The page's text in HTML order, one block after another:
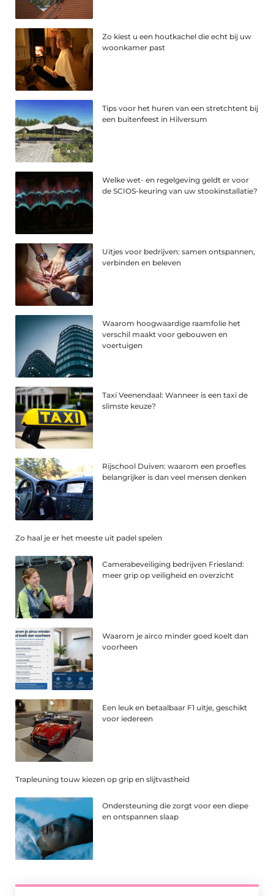
Zo kiest u een houtkachel die echt bij uw
woonkamer past
Tips voor het huren van een stretchtent bij
een buitenfeest in Hilversum
Welke wet- en regelgeving geldt er voor
de SCIOS-keuring van uw stookinstallatie?
Uitjes voor bedrijven: samen ontspannen,
verbinden en beleven
Waarom hoogwaardige raamfolie het
verschil maakt voor gebouwen en
voertuigen
Taxi Veenendaal: Wanneer is een taxi de
slimste keuze?
Rijschool Duiven: waarom een proefles
belangrijker is dan veel mensen denken
Zo haal je er het meeste uit padel spelen
Camerabeveiliging bedrijven Friesland:
meer grip op veiligheid en overzicht
Waarom je airco minder goed koelt dan
voorheen
Een leuk en betaalbaar F1 uitje, geschikt
voor iedereen
Trapleuning touw kiezen op grip en slijtvastheid
Ondersteuning die zorgt voor een diepe
en ontspannen slaap